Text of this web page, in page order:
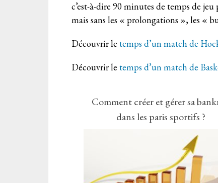
c’est-à-dire 90 minutes de temps de
mais sans les « prolongations », les «
Découvrir le temps d’un match de
Découvrir le temps d’un match de
Comment créer et gérer sa
dans les paris sportifs ?